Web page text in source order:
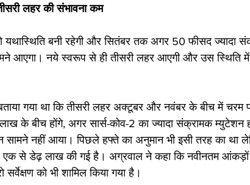
लहर की संभावना कम
यथास्थिति बनी रहेगी और सितंबर तक अगर 50 फीसद ज्यादा
आएगा। नये स्वरूप से ही तीसरी लहर आएगी और उस स्थिति
गया था कि तीसरी लहर अक्टूबर और नवंबर के बीच में चरम
के बीच होंगे, अगर सार्स-कोव-2 का ज्यादा संक्रामक म्युटेशन
सामने नहीं आया। पिछले हफ्ते का अनुमान भी इसी तरह का था
एक से डेढ़ लाख की गई है। अग्रवाल ने कहा कि नवीनतम
को भी शामिल किया गया है।